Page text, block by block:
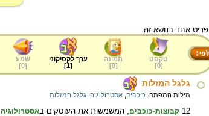
פריט אחד בנושא זה.
טקסט
[
0
]
תמונה
[
0
]
ערך לקסיקוני
[
1
]
שמע
[
0
]
גלגל המזלות
מילות המפתח: כוכבים אסטרולוגיה גלגל המזלות
12 קבוצות-כוכבים , המשמשות את העוסקים באסטרולוגיה